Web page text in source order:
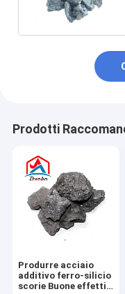
Prodotti
Produrre acciaio
additivo ferro-silicio
scorie Buone effetti